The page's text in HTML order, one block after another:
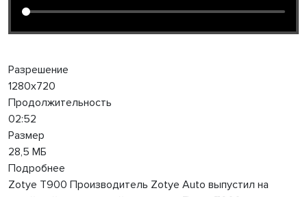
Разрешение
1280x720
Продолжительность
02:52
Размер
28,5 МБ
Подробнее
Zotye T900 Производитель Zotye Auto выпустил на